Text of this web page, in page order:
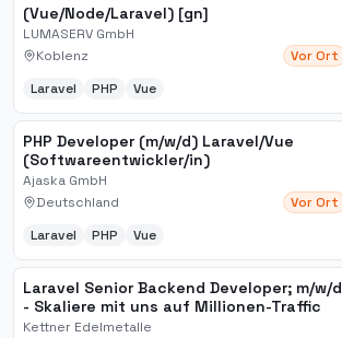
(Vue/Node/Laravel) [gn]
LUMASERV GmbH
Koblenz
Vor Ort
Laravel PHP Vue
PHP Developer (m/w/d) Laravel/Vue
(Softwareentwickler/in)
Ajaska GmbH
Deutschland
Vor Ort
Laravel PHP Vue
Laravel Senior Backend Developer; m​/w​/d
- Skaliere mit uns auf Millionen-Traffic
Kettner Edelmetalle